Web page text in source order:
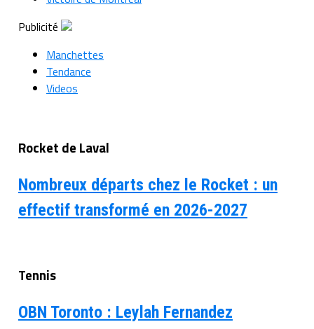
Publicité
Manchettes
Tendance
Videos
Rocket de Laval
Nombreux départs chez le Rocket : un
effectif transformé en 2026-2027
Tennis
OBN Toronto : Leylah Fernandez